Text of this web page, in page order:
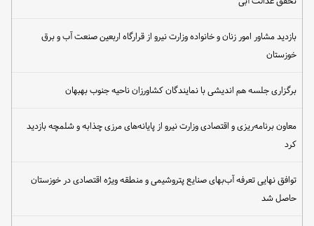
بازدید مشاور امور زنان و خانواده وزارت نیرو از قرارگاه اربعین صنعت آب و برق
خوزستان
برگزاری جلسه هم اندیشی با نمایندگان کشاورزان ناحیه جنوب بهبهان
معاون برنامه‌ریزی و اقتصادی وزارت نیرو از پایانه‌های مرزی چذابه و شلمچه بازدید
کرد
توافق نهایی تعرفه آب‌بهای صنایع پتروشیمی و منطقه ویژه اقتصادی در خوزستان
حاصل شد